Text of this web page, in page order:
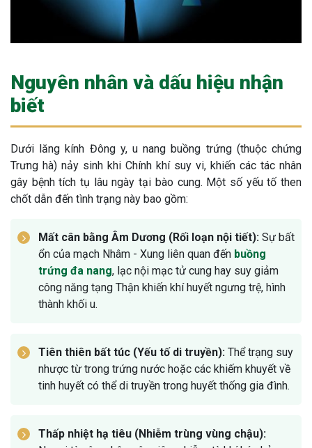
Nguyên nhân và dấu hiệu nhận
biết
Dưới lăng kính Đông y, u nang buồng trứng (thuộc chứng
Trưng hà) nảy sinh khi Chính khí suy vi, khiến các tác nhân
gây bệnh tích tụ lâu ngày tại bào cung. Một số yếu tố then
chốt dẫn đến tình trạng này bao gồm:
Mất cân bằng Âm Dương (Rối loạn nội tiết): Sự bất
ổn của mạch Nhâm - Xung liên quan đến buồng
trứng đa nang, lạc nội mạc tử cung hay suy giảm
công năng tạng Thận khiến khí huyết ngưng trệ, hình
thành khối u.
Tiên thiên bất túc (Yếu tố di truyền): Thể trạng suy
nhược từ trong trứng nước hoặc các khiếm khuyết về
tinh huyết có thể di truyền trong huyết thống gia đình.
Thấp nhiệt hạ tiêu (Nhiễm trùng vùng chậu):